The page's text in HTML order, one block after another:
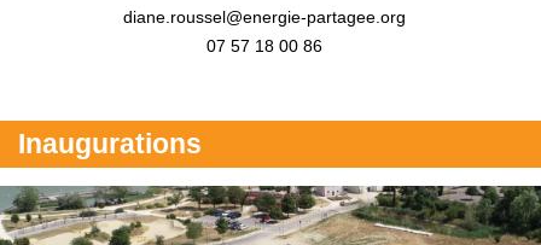
diane.roussel@energie-partagee.org
07 57 18 00 86
Inaugurations